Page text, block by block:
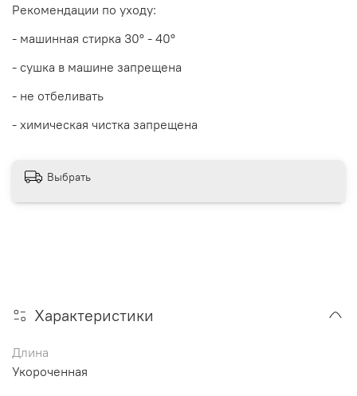
Рекомендации по уходу:
- машинная стирка 30° - 40°
- сушка в машине запрещена
- не отбеливать
- химическая чистка запрещена
Выбрать
Характеристики
Длина
Укороченная